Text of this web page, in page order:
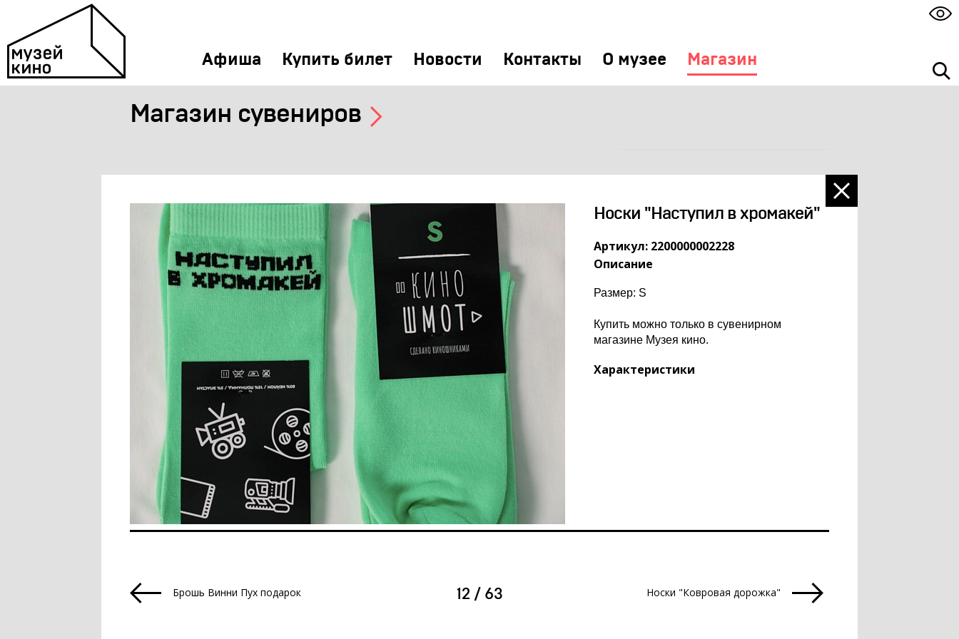
Афиша Купить билет Новости Контакты О музее Магазин
Магазин сувениров
Носки "Наступил в хромакей"
Артикул: 2200000002228
Описание
Размер: S
Купить можно только в сувенирном
магазине Музея кино.
Характеристики
Брошь Винни Пух подарок 12 / 63 Носки "Ковровая дорожка"